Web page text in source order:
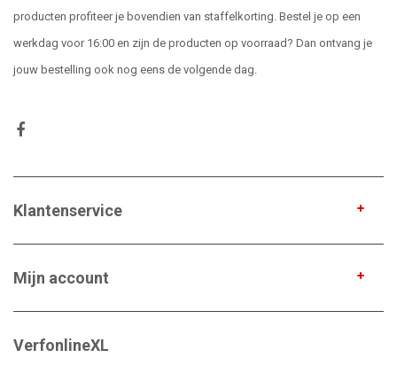
producten profiteer je bovendien van staffelkorting. Bestel je op een
werkdag voor 16:00 en zijn de producten op voorraad? Dan ontvang je
jouw bestelling ook nog eens de volgende dag.
Klantenservice
Mijn account
VerfonlineXL